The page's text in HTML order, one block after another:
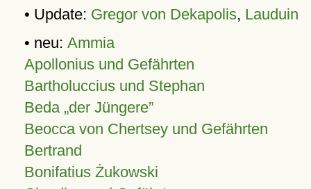
• Update: Gregor von Dekapolis, Lauduin
• neu: Ammia
Apollonius und Gefährten
Bartholuccius und Stephan
Beda „der Jüngere”
Beocca von Chertsey und Gefährten
Bertrand
Bonifatius Żukowski